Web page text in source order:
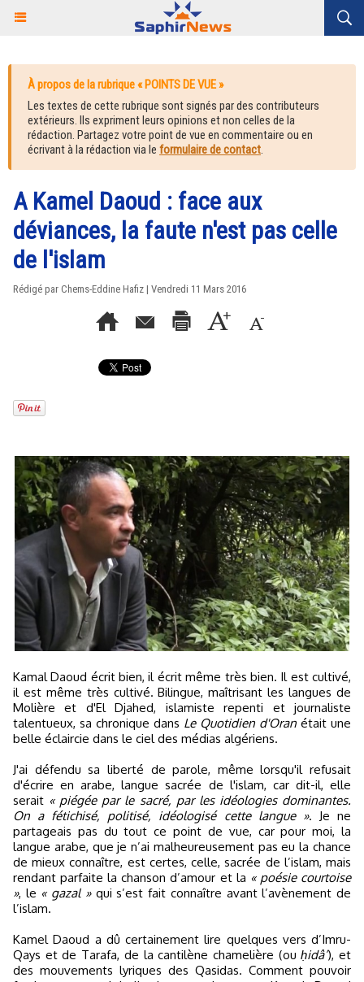
À propos de la rubrique « POINTS DE VUE »
Les textes de cette rubrique sont signés par des contributeurs
extérieurs. Ils expriment leurs opinions et non celles de la
rédaction. Partagez votre point de vue en commentaire ou en
écrivant à la rédaction via le formulaire de contact.
A Kamel Daoud : face aux
déviances, la faute n'est pas celle
de l'islam
Rédigé par Chems-Eddine Hafiz | Vendredi 11 Mars 2016
Kamal Daoud écrit bien, il écrit même très bien. Il est cultivé,
il est même très cultivé. Bilingue, maîtrisant les langues de
Molière et d'El Djahed, islamiste repenti et journaliste
talentueux, sa chronique dans Le Quotidien d'Oran était une
belle éclaircie dans le ciel des médias algériens.
J'ai défendu sa liberté de parole, même lorsqu'il refusait
d'écrire en arabe, langue sacrée de l'islam, car dit-il, elle
serait « piégée par le sacré, par les idéologies dominantes.
On a fétichisé, politisé, idéologisé cette langue ». Je ne
partageais pas du tout ce point de vue, car pour moi, la
langue arabe, que je n’ai malheureusement pas eu la chance
de mieux connaître, est certes, celle, sacrée de l’islam, mais
rendant parfaite la chanson d’amour et la « poésie courtoise
», le « gazal »qui s’est fait connaître avant l’avènement de
l’islam.
Kamel Daoud a dû certainement lire quelques vers d’Imru-
Qays et de Tarafa, de la cantilène chamelière (ouḥidâ’), et
des mouvements lyriques des Qasidas. Comment pouvoir